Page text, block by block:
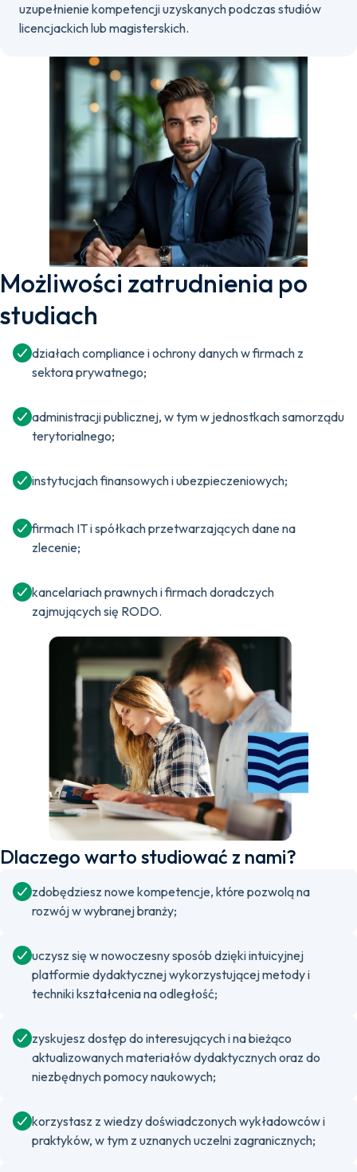
uzupełnienie kompetencji uzyskanych podczas studiów
licencjackich lub magisterskich.
Możliwości zatrudnienia po
studiach
działach compliance i ochrony danych w firmach z
sektora prywatnego;
administracji publicznej, w tym w jednostkach samorządu
terytorialnego;
instytucjach finansowych i ubezpieczeniowych;
firmach IT i spółkach przetwarzających dane na
zlecenie;
kancelariach prawnych i firmach doradczych
zajmujących się RODO.
Dlaczego warto studiować z nami?
zdobędziesz nowe kompetencje, które pozwolą na
rozwój w wybranej branży;
uczysz się w nowoczesny sposób dzięki intuicyjnej
platformie dydaktycznej wykorzystującej metody i
techniki kształcenia na odległość;
zyskujesz dostęp do interesujących i na bieżąco
aktualizowanych materiałów dydaktycznych oraz do
niezbędnych pomocy naukowych;
korzystasz z wiedzy doświadczonych wykładowców i
praktyków, w tym z uznanych uczelni zagranicznych;